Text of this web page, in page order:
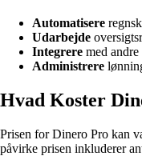
Automatisere
Udarbejde
Integrere med andre
Administrere
Hvad Koster
Prisen for Dinero Pro kan
påvirke prisen inkluderer